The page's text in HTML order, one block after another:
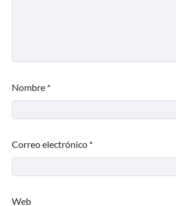
Nombre *
Correo electrónico *
Web